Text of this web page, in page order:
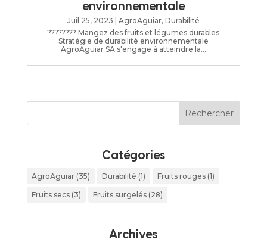
environnementale
Juil 25, 2023 AgroAguiar, Durabilité
???????? Mangez des fruits et légumes durables
Stratégie de durabilité environnementale
AgroAguiar SA s'engage à atteindre la...
Catégories
AgroAguiar(35) Durabilité (1) Fruits rouges(1)
Fruits secs(3) Fruits surgelés(28)
Archives